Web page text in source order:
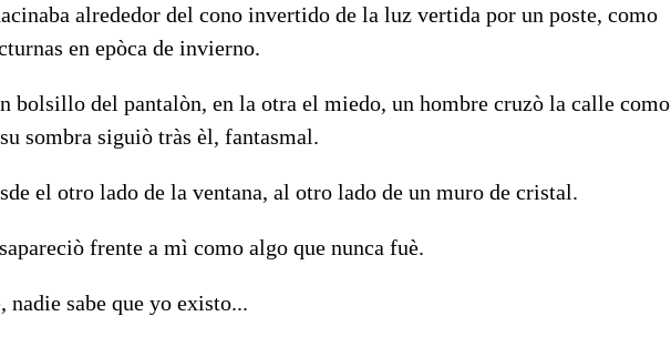
alrededor del cono invertido de la luz vertida por un poste, como
en epòca de invierno.
bolsillo del pantalòn, en la otra el miedo, un hombre cruzò la calle como
sombra siguiò tràs èl, fantasmal.
el otro lado de la ventana, al otro lado de un muro de cristal.
frente a mì como algo que nunca fuè.
nadie sabe que yo existo...